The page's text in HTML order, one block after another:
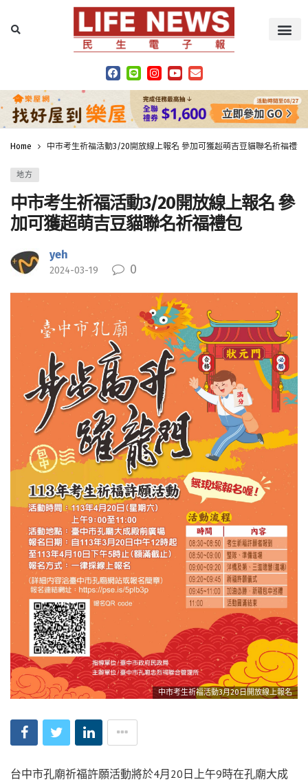
Home 中市考生祈福活動3/20開放線上報名 參加可獲超萌吉豆貓聯名祈福禮包
地方
中市考生祈福活動3/20開放線上報名 參
加可獲超萌吉豆貓聯名祈福禮包
yeh
2024-03-19 0
中市考生祈福活動3月20日開放線上報名
台中市孔廟祈福許願活動將於4月20日上午9時在孔廟大成